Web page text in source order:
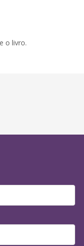
o livro.